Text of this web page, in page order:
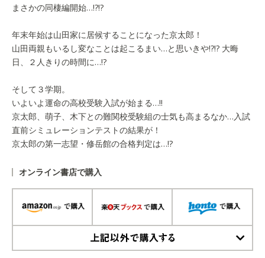
まさかの同棲編開始…!?!?
年末年始は山田家に居候することになった京太郎！
山田両親もいるし変なことは起こるまい…と思いきや!?!? 大晦
日、２人きりの時間に…!?
そして３学期。
いよいよ運命の高校受験入試が始まる…!!
京太郎、萌子、木下との難関校受験組の士気も高まるなか…入試
直前シミュレーションテストの結果が！
京太郎の第一志望・修岳館の合格判定は…!?
オンライン書店で購入